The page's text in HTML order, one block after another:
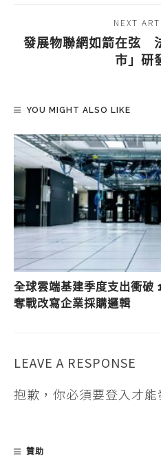
NEXT
發展物聯網如箭在弦
市」研
YOU MIGHT ALSO LIKE
全球雲端基建季度支出衝
奪戰改寫企業採購邏輯
LEAVE A RESPONSE
抱歉，你必須要登入才能
贊助